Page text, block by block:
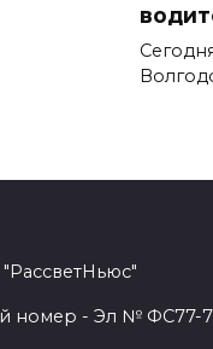
номер - Эл № ФС77-